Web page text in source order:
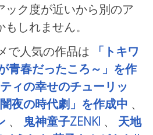
ック度が近いから別のア
しれません。
で人気の作品は
「トキワ
青春だったころ～」を作
ティの幸せのチューリッ
闇夜の時代劇」を作成中 、
、 鬼神童子ZENKI 、 天地